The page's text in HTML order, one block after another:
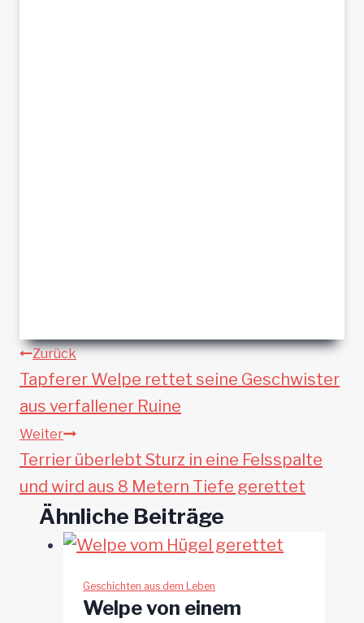
Beitragsnavigation
Zurück
Tapferer Welpe rettet seine Geschwister
aus verfallener Ruine
Weiter
Terrier überlebt Sturz in eine Felsspalte
und wird aus 8 Metern Tiefe gerettet
Ähnliche Beiträge
Geschichten aus dem Leben
Welpe von einem